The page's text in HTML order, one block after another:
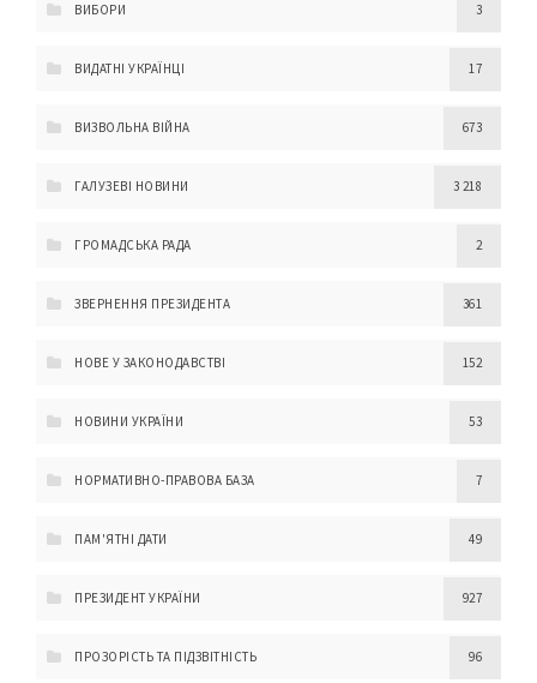
ВИБОРИ 3
ВИДАТНІ УКРАЇНЦІ 17
ВИЗВОЛЬНА ВІЙНА 673
ГАЛУЗЕВІ НОВИНИ 3 218
ГРОМАДСЬКА РАДА 2
ЗВЕРНЕННЯ ПРЕЗИДЕНТА 361
НОВЕ У ЗАКОНОДАВСТВІ 152
НОВИНИ УКРАЇНИ 53
НОРМАТИВНО-ПРАВОВА БАЗА 7
ПАМ'ЯТНІ ДАТИ 49
ПРЕЗИДЕНТ УКРАЇНИ 927
ПРОЗОРІСТЬ ТА ПІДЗВІТНІСТЬ 96